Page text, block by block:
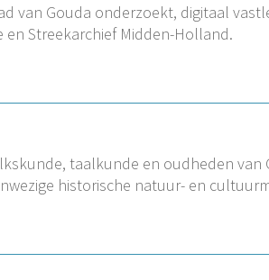
van Gouda onderzoekt, digitaal
en Streekarchief Midden-Holland.
taalkunde en oudheden
historische natuur- en